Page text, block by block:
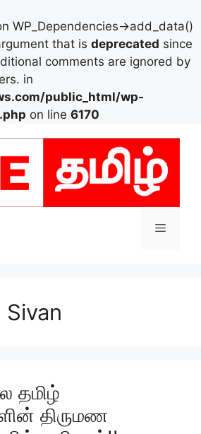
WP_Dependencies->add_data()
that is deprecated since
comments are ignored by
in
public_html/wp-
on line 6170
Menu
தமிழ்
திருமண